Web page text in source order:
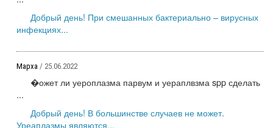
Добрый день! При смешанных бактериально – вирусных
инфекциях...
Марха / 25.06.2022
�ожет ли уероплазма парвум и уераплвзма spp сделать
...
Добрый день! В большинстве случаев не может.
Уреаплазмы являются...